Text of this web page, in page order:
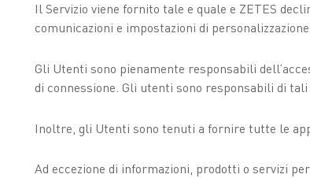
Il Servizio viene fornito tale e quale e ZETES
comunicazioni e impostazioni di
Gli Utenti sono pienamente responsabili
di connessione. Gli utenti sono responsabili di
Inoltre, gli Utenti sono tenuti a fornire tutte le
Ad eccezione di informazioni, prodotti o servizi